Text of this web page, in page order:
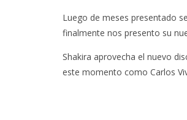
Luego de meses presentado
finalmente nos presento su
Shakira aprovecha el nuevo
este momento como Carlos